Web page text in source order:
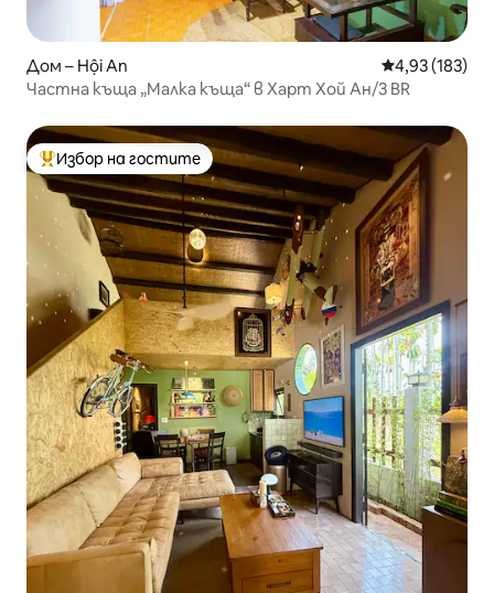
Дом – Hội An Средна
4,93 (183)
Частна къща „Малка къща“ в Харт Хой Ан/3 BR
Най-популярен избор на гостите
Избор на гостите